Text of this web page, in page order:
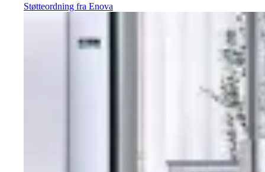
Støtteordning fra Enova